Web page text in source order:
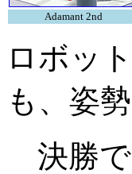
Adamant 2nd
ロボッ
も、姿
決勝で